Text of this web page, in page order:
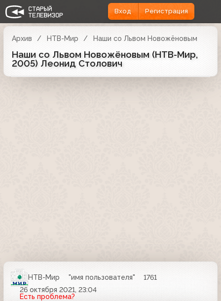
Вход Регистрация
Архив НТВ-Мир Наши со Львом Новожёновым
Наши со Львом Новожёновым (НТВ-Мир,
2005) Леонид Столович
НТВ-Мир "имя пользователя"
1761
26 октября 2021, 23:04
Есть проблема?